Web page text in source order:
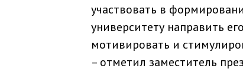
участвовать в
университету направить
мотивировать и
– отметил заместитель